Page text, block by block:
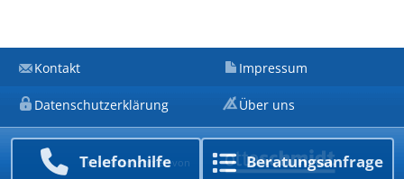
Telefon­hilfe Beratungs­anfrage
Kontakt Impressum
Datenschutzerklärung Über uns
Ein Unternehmen von